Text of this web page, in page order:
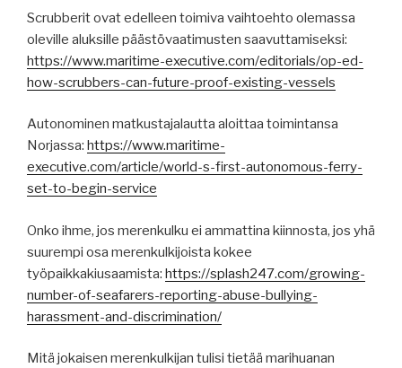
Scrubberit ovat edelleen toimiva vaihtoehto olemassa
oleville aluksille päästövaatimusten saavuttamiseksi:
https://www.maritime-executive.com/editorials/op-ed-
how-scrubbers-can-future-proof-existing-vessels
Autonominen matkustajalautta aloittaa toimintansa
Norjassa: https://www.maritime-
executive.com/article/world-s-first-autonomous-ferry-
set-to-begin-service
Onko ihme, jos merenkulku ei ammattina kiinnosta, jos yhä
suurempi osa merenkulkijoista kokee
työpaikkakiusaamista: https://splash247.com/growing-
number-of-seafarers-reporting-abuse-bullying-
harassment-and-discrimination/
Mitä jokaisen merenkulkijan tulisi tietää marihuanan